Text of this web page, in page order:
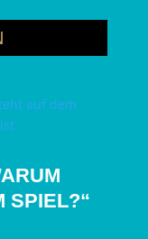
SPIEL?“